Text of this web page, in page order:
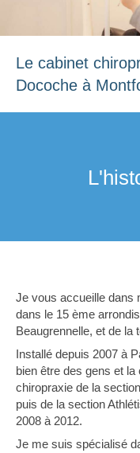
Le cabinet
Docoche à
Je vous accueille dans
dans le 15 ème
Beaugrennelle, et de la
Installé depuis 2007 à
bien être des gens et la
chiropraxie de la
puis de la section
2008 à 2012.
Je me suis spécialisé